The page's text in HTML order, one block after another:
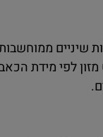
לפי מידת